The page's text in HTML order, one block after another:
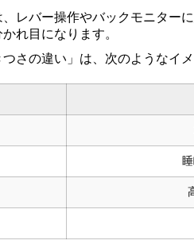
レバー操作やバックモニターに
れ目になります。
さの違い」は、次のようなイメ